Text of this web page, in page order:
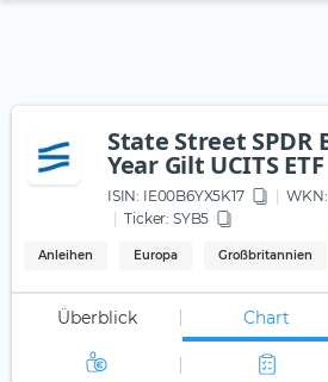
State Street SPDR
Year Gilt UCITS ETF
ISIN: IE00B6YX5K17 WKN
Ticker: SYB5
Anleihen Europa Großbritannien
Überblick Chart